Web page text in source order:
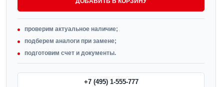
проверим актуальное наличие;
подберем аналоги при замене;
подготовим счет и документы.
+7 (495) 1-555-777